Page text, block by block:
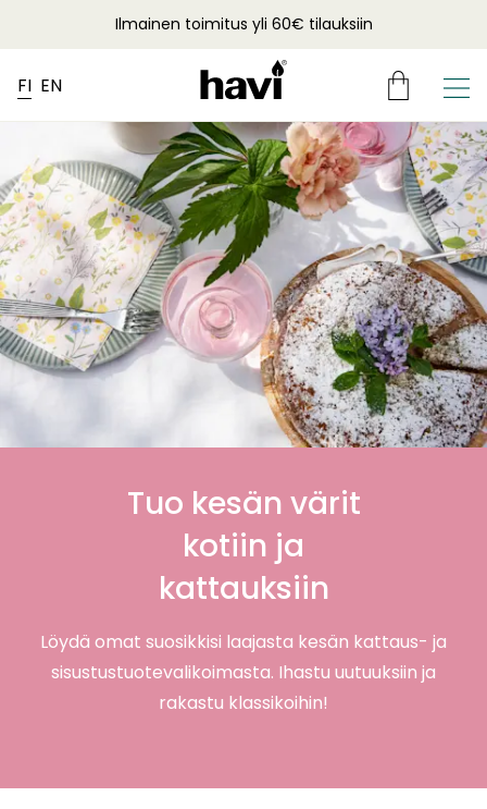
Ilmainen toimitus yli 60€ tilauksiin
FI EN
Tuo kesän värit
kotiin ja
kattauksiin
Löydä omat suosikkisi laajasta kesän kattaus- ja
sisustustuotevalikoimasta. Ihastu uutuuksiin ja
rakastu klassikoihin!